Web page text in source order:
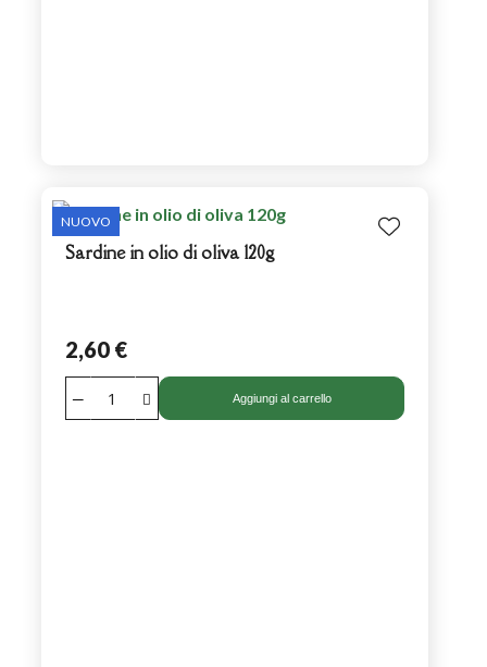
Sardine in olio di oliva 120g
2,60 €
Aggiungi al carrello
NUOVO